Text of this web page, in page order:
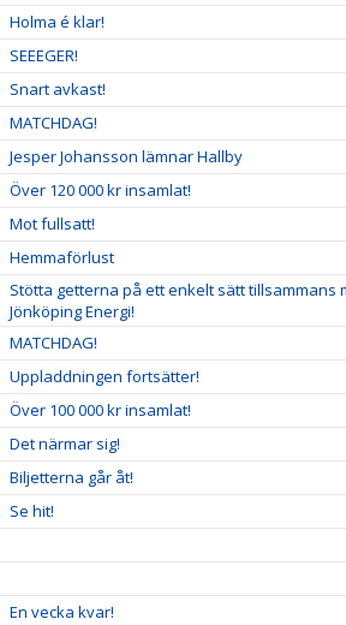
Holma é klar!
SEEEGER!
Snart avkast!
MATCHDAG!
Jesper Johansson lämnar Hallby
Över 120 000 kr insamlat!
Mot fullsatt!
Hemmaförlust
Stötta getterna på ett enkelt sätt tillsammans
Jönköping Energi!
MATCHDAG!
Uppladdningen fortsätter!
Över 100 000 kr insamlat!
Det närmar sig!
Biljetterna går åt!
Se hit!
En vecka kvar!